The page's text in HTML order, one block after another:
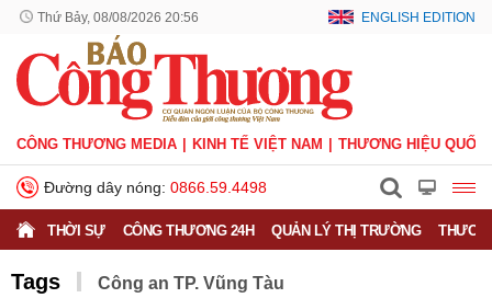
Thứ Bảy, 08/08/2026 20:56 ENGLISH EDITION
CÔNG THƯƠNG MEDIA KINH TẾ VIỆT NAM THƯƠNG HIỆU QUỐC
Đường dây nóng: 0866.59.4498
THỜI SỰ CÔNG THƯƠNG 24H QUẢN LÝ THỊ TRƯỜNG
Tags Công an TP. Vũng Tàu